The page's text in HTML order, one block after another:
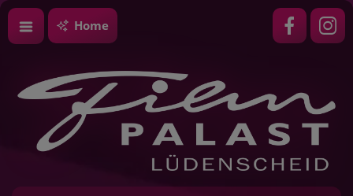
Home